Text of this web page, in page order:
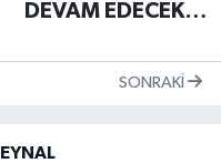
DEVAM EDECEK…
SONRAKI